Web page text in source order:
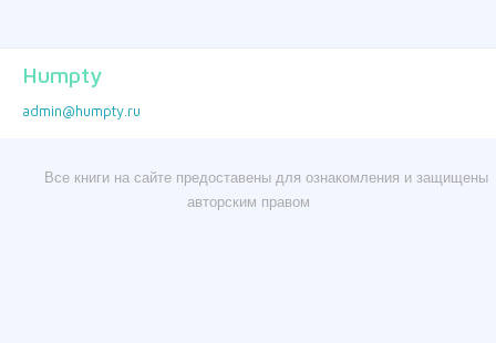
Humpty
admin@humpty.ru
Все книги на сайте предоставены для ознакомления и защищены
авторским правом